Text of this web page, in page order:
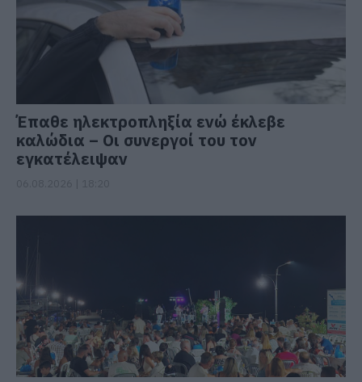
Έπαθε ηλεκτροπληξία ενώ έκλεβε
καλώδια – Οι συνεργοί του τον
εγκατέλειψαν